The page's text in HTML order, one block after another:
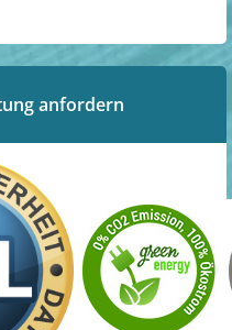
anfordern